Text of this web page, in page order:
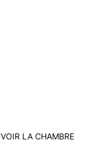
VOIR LA CHAMBRE